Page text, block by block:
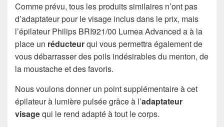
Comme prévu, tous les produits similaires n’ont pas
d’adaptateur pour le visage inclus dans le prix, mais
l’épilateur Philips BRI921/00 Lumea Advanced a à la
place un réducteurqui vous permettra également de
vous débarrasser des poils indésirables du menton, de
la moustache et des favoris.
Nous voulons donner un point supplémentaire à cet
épilateur à lumière pulsée grâce à l’adaptateur
visagequi le rend adapté à tout le corps.